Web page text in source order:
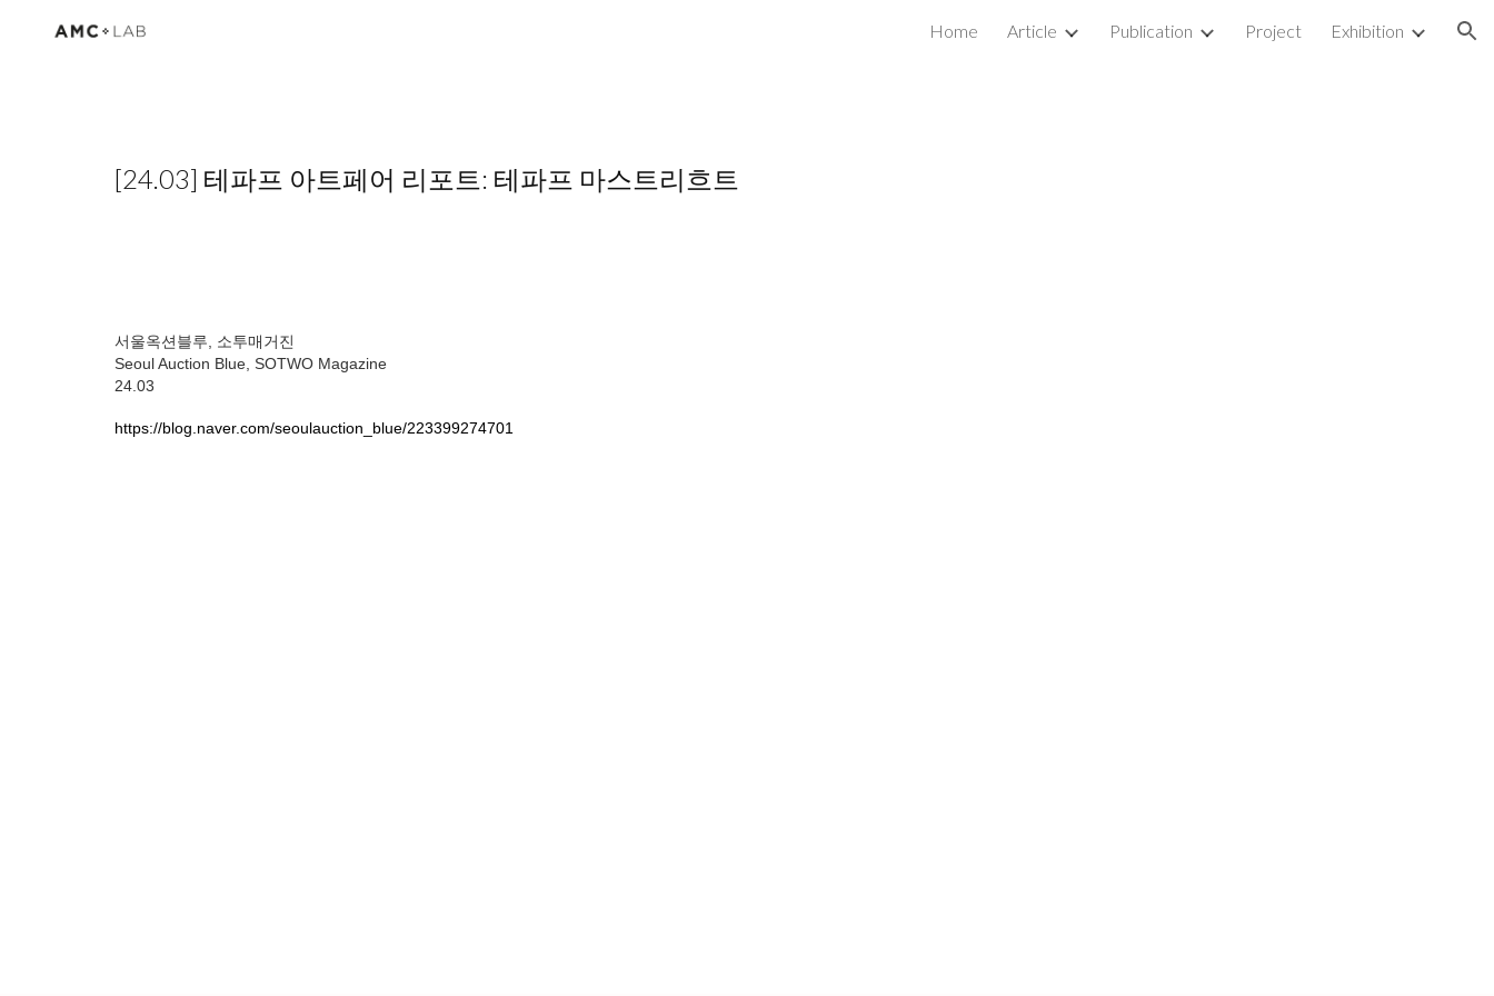
Skip to navigation
Home Article Publication Project Exhibition
[24.03] 테파프 아트페어 리포트: 테파프 마스트리흐트
서울옥션블루, 소투매거진
Seoul Auction Blue, SOTWO Magazine
24.03
https://blog.naver.com/seoulauction_blue/223399274701